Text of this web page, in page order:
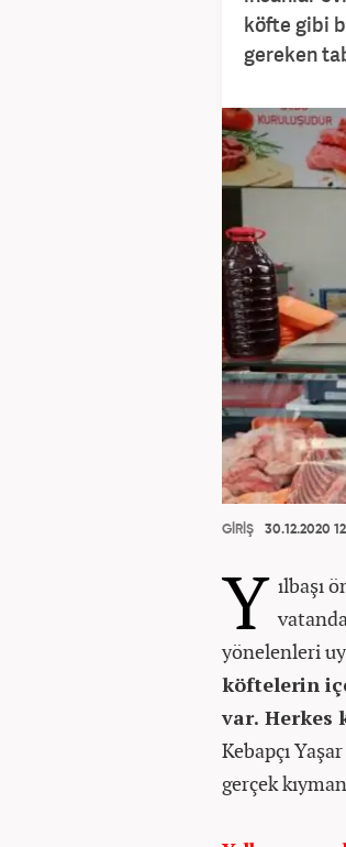
köfte gibi
gereken
GİRİŞ 30.12.2020
Y ılbaşı
yönelenleri
köftelerin
var. Herkes
Kebapçı
gerçek